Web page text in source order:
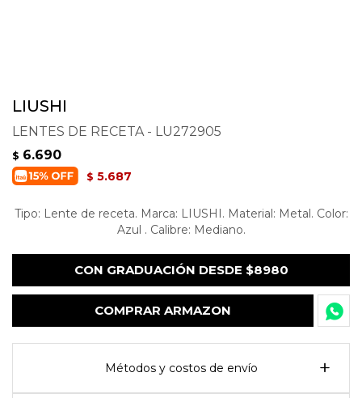
LIUSHI
LENTES DE RECETA - LU272905
$ 6.690
$ 5.687
Tipo: Lente de receta. Marca: LIUSHI. Material: Metal. Color:
Azul . Calibre: Mediano.
CON GRADUACIÓN DESDE $8980
COMPRAR ARMAZON
Métodos y costos de envío